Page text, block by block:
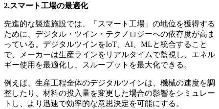
2.スマート工場の最適化
先進的な製造施設では、「スマート工場」の地位を獲得する
ために、デジタル・ツイン・テクノロジーへの依存度が高ま
っている。デジタルツインをIoT、AI、MLと統合すること
で、メーカーは生産ラインをリアルタイムで監視し、エネル
ギー使用を最適化し、スループットを最大化できる。
例えば、生産工程全体のデジタルツインは、機械の速度を調
整したり、材料の投入量を変更した場合の影響をシミュレー
トし、より迅速で効率的な意思決定を可能にする。